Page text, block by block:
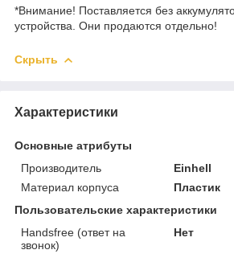
*Внимание! Поставляется без
устройства. Они продаются отдельно!
Скрыть
Характеристики
Основные атрибуты
Производитель
Einhell
Материал корпуса
Пластик
Пользовательские характеристики
Handsfree (ответ на
звонок)
Нет